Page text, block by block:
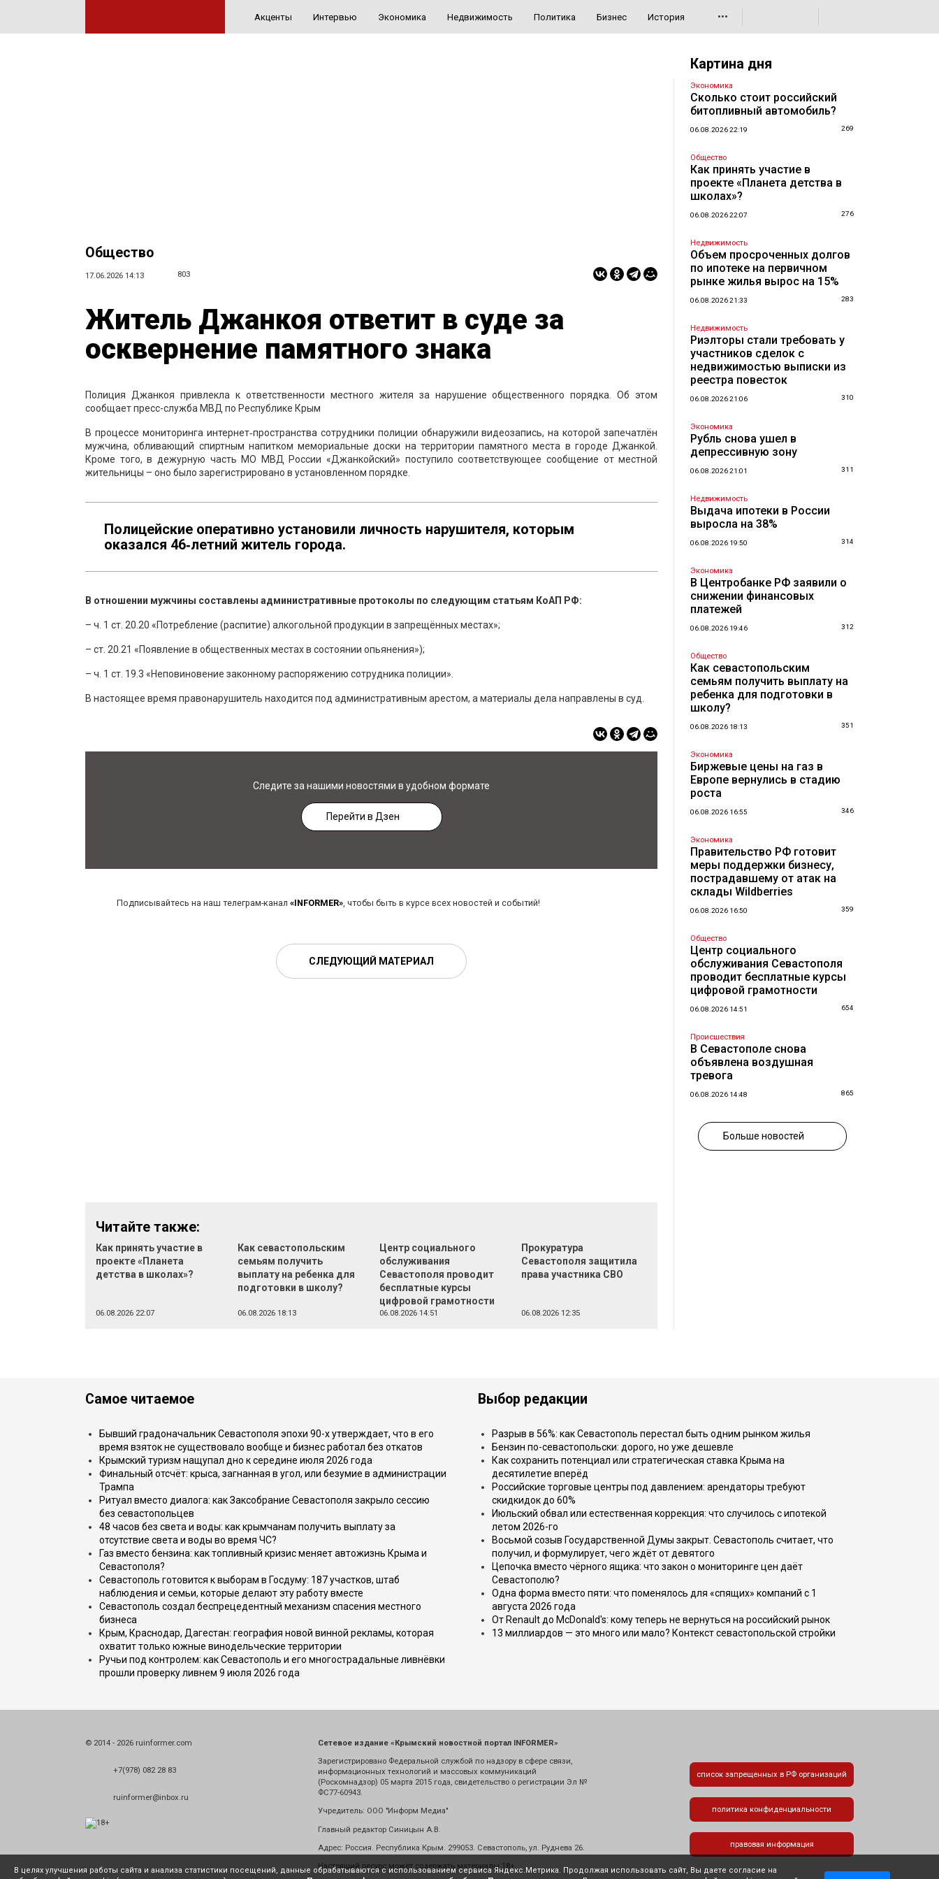
Акценты Интервью Экономика Недвижимость Политика Бизнес История •••
Общество
17.06.2026 14:13 803
Житель Джанкоя ответит в суде за
осквернение памятного знака
Полиция Джанкоя привлекла к ответственности местного жителя за нарушение общественного порядка. Об этом
сообщает пресс-служба МВД по Республике Крым
В процессе мониторинга интернет‑пространства сотрудники полиции обнаружили видеозапись, на которой запечатлён
мужчина, обливающий спиртным напитком мемориальные доски на территории памятного места в городе Джанкой.
Кроме того, в дежурную часть МО МВД России «Джанкойский» поступило соответствующее сообщение от местной
жительницы – оно было зарегистрировано в установленном порядке.
Полицейские оперативно установили личность нарушителя, которым
оказался 46‑летний житель города.
В отношении мужчины составлены административные протоколы по следующим статьям КоАП РФ:
– ч. 1 ст. 20.20 «Потребление (распитие) алкогольной продукции в запрещённых местах»;
– ст. 20.21 «Появление в общественных местах в состоянии опьянения»);
– ч. 1 ст. 19.3 «Неповиновение законному распоряжению сотрудника полиции».
В настоящее время правонарушитель находится под административным арестом, а материалы дела направлены в суд.
Следите за нашими новостями в удобном формате
Перейти в Дзен
Подписывайтесь на наш телеграм-канал «INFORMER», чтобы быть в курсе всех новостей и событий!
СЛЕДУЮЩИЙ МАТЕРИАЛ
Читайте также:
Как принять участие в
проекте «Планета
детства в школах»?
06.08.2026 22:07
Как севастопольским
семьям получить
выплату на ребенка для
подготовки в школу?
06.08.2026 18:13
Центр социального
обслуживания
Севастополя проводит
бесплатные курсы
цифровой грамотности
06.08.2026 14:51
Прокуратура
Севастополя защитила
права участника СВО
06.08.2026 12:35
Картина дня
Экономика
Сколько стоит российский
битопливный автомобиль?
06.08.2026 22:19 269
Общество
Как принять участие в
проекте «Планета детства в
школах»?
06.08.2026 22:07 276
Недвижимость
Объем просроченных долгов
по ипотеке на первичном
рынке жилья вырос на 15%
06.08.2026 21:33 283
Недвижимость
Риэлторы стали требовать у
участников сделок с
недвижимостью выписки из
реестра повесток
06.08.2026 21:06 310
Экономика
Рубль снова ушел в
депрессивную зону
06.08.2026 21:01 311
Недвижимость
Выдача ипотеки в России
выросла на 38%
06.08.2026 19:50 314
Экономика
В Центробанке РФ заявили о
снижении финансовых
платежей
06.08.2026 19:46 312
Общество
Как севастопольским
семьям получить выплату на
ребенка для подготовки в
школу?
06.08.2026 18:13 351
Экономика
Биржевые цены на газ в
Европе вернулись в стадию
роста
06.08.2026 16:55 346
Экономика
Правительство РФ готовит
меры поддержки бизнесу,
пострадавшему от атак на
склады Wildberries
06.08.2026 16:50 359
Общество
Центр социального
обслуживания Севастополя
проводит бесплатные курсы
цифровой грамотности
06.08.2026 14:51 654
Происшествия
В Севастополе снова
объявлена воздушная
тревога
06.08.2026 14:48 865
Больше новостей
Самое читаемое
Бывший градоначальник Севастополя эпохи 90-х утверждает, что в его
время взяток не существовало вообще и бизнес работал без откатов
Крымский туризм нащупал дно к середине июля 2026 года
Финальный отсчёт: крыса, загнанная в угол, или безумие в администрации
Трампа
Ритуал вместо диалога: как Заксобрание Севастополя закрыло сессию
без севастопольцев
48 часов без света и воды: как крымчанам получить выплату за
отсутствие света и воды во время ЧС?
Газ вместо бензина: как топливный кризис меняет автожизнь Крыма и
Севастополя?
Севастополь готовится к выборам в Госдуму: 187 участков, штаб
наблюдения и семьи, которые делают эту работу вместе
Севастополь создал беспрецедентный механизм спасения местного
бизнеса
Крым, Краснодар, Дагестан: география новой винной рекламы, которая
охватит только южные винодельческие территории
Ручьи под контролем: как Севастополь и его многострадальные ливнёвки
прошли проверку ливнем 9 июля 2026 года
Выбор редакции
Разрыв в 56%: как Севастополь перестал быть одним рынком жилья
Бензин по-севастопольски: дорого, но уже дешевле
Как сохранить потенциал или стратегическая ставка Крыма на
десятилетие вперёд
Российские торговые центры под давлением: арендаторы требуют
скидкидок до 60%
Июльский обвал или естественная коррекция: что случилось с ипотекой
летом 2026-го
Восьмой созыв Государственной Думы закрыт. Севастополь считает, что
получил, и формулирует, чего ждёт от девятого
Цепочка вместо чёрного ящика: что закон о мониторинге цен даёт
Севастополю?
Одна форма вместо пяти: что поменялось для «спящих» компаний с 1
августа 2026 года
От Renault до McDonald's: кому теперь не вернуться на российский рынок
13 миллиардов — это много или мало? Контекст севастопольской стройки
© 2014 - 2026 ruinformer.com
+7(978) 082 28 83
ruinformer@inbox.ru
Сетевое издание «Крымский новостной портал INFORMER»
Зарегистрировано Федеральной службой по надзору в сфере связи,
информационных технологий и массовых коммуникаций
(Роскомнадзор) 05 марта 2015 года, свидетельство о регистрации Эл №
ФС77-60943.
Учредитель: ООО "Информ Медиа"
Главный редактор Синицын А.В.
Адрес: Россия. Республика Крым. 299053. Севастополь, ул. Руднева 26.
Настоящий ресурс может содержать материалы 18+
список запрещенных в РФ организаций
политика конфиденциальности
правовая информация
В целях улучшения работы сайта и анализа статистики посещений, данные обрабатываются с использованием сервиса Яндекс.Метрика. Продолжая использовать сайт, Вы даете согласие на